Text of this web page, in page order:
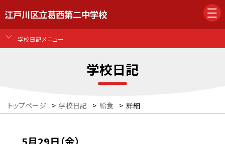
江戸川区立葛西第二中学校
学校日記メニュー
学校日記
トップページ > 学校日記 > 給食 > 詳細
5月29日（金）